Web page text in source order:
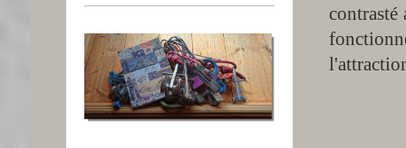
contrasté